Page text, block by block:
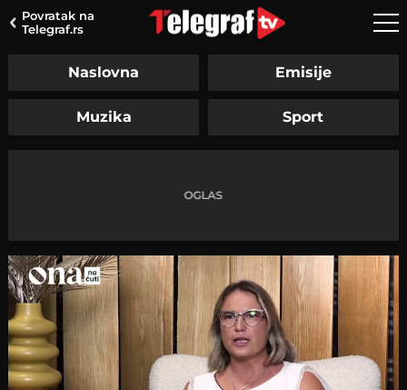
Povratak na
Telegraf.rs
Naslovna Emisije
Muzika Sport